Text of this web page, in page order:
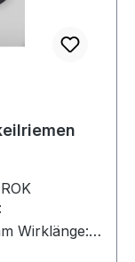
Wirklänge: